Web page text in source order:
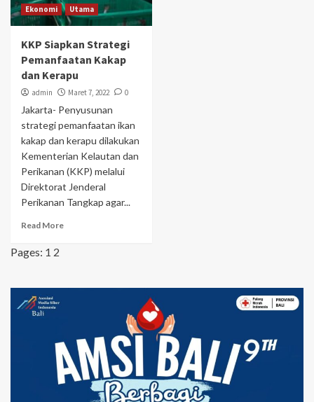
Ekonomi Utama
KKP Siapkan Strategi
Pemanfaatan Kakap
dan Kerapu
admin Maret 7, 2022 0
Jakarta- Penyusunan
strategi pemanfaatan ikan
kakap dan kerapu dilakukan
Kementerian Kelautan dan
Perikanan (KKP) melalui
Direktorat Jenderal
Perikanan Tangkap agar...
Read More
Pages: 1 2